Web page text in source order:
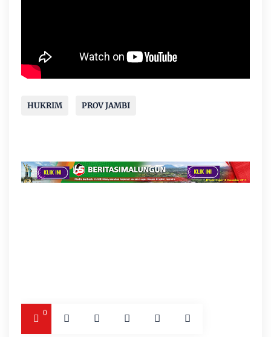
HUKRIM PROV JAMBI
0